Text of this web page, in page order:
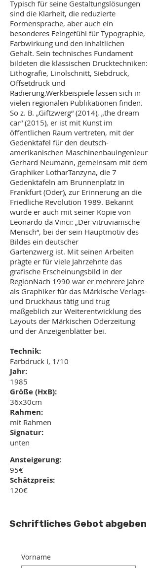
Typisch für seine Gestaltungslösungen
sind die Klarheit, die reduzierte
Formensprache, aber auch ein
besonderes Feingefühl für Typographie,
Farbwirkung und den inhaltlichen
Gehalt. Sein technisches Fundament
bildeten die klassischen Drucktechniken:
Lithografie, Linolschnitt, Siebdruck,
Offsetdruck und
Radierung.Werkbeispiele lassen sich in
vielen regionalen Publikationen finden.
So z. B. „Giftzwerg“ (2014), „the dream
car“ (2015), er ist mit Kunst im
öffentlichen Raum vertreten, mit der
Gedenktafel für den deutsch-
amerikanischen Maschinenbauingenieur
Gerhard Neumann, gemeinsam mit dem
Graphiker LotharTanzyna, die 7
Gedenktafeln am Brunnenplatz in
Frankfurt (Oder), zur Erinnerung an die
Friedliche Revolution 1989. Bekannt
wurde er auch mit seiner Kopie von
Leonardo da Vinci: „Der vitruvianische
Mensch“, bei der sein Hauptmotiv des
Bildes ein deutscher
Gartenzwerg ist. Mit seinen Arbeiten
prägte er für viele Jahrzehnte das
grafische Erscheinungsbild in der
RegionNach 1990 war er mehrere Jahre
als Graphiker für das Märkische Verlags-
und Druckhaus tätig und trug
maßgeblich zur Weiterentwicklung des
Layouts der Märkischen Oderzeitung
und der Anzeigenblätter bei.
Technik:
Farbdruck I, 1/10
Jahr:
1985
Größe (HxB):
36x30cm
Rahmen:
mit Rahmen
Signatur:
unten
Ansteigerung:
95€
Schätzpreis:
120€
Schriftliches Gebot abgeben
Vorname